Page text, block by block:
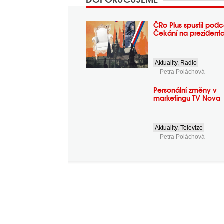
ČRo Plus spustil
Čekání na
Aktuality, Radio
Petra Poláchová
Personální změny v
marketingu TV Nova
Aktuality,Televize
Petra Poláchová